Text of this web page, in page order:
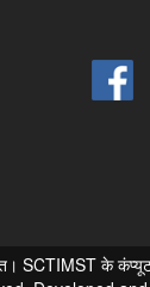
SCTIMST के